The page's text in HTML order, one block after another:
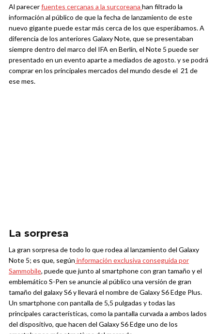
Al parecerfuentes cercanas a la surcoreana han filtrado la
información al público de que la fecha de lanzamiento de este
nuevo gigante puede estar más cerca de los que esperábamos. A
diferencia de los anteriores Galaxy Note, que se presentaban
siempre dentro del marco del IFA en Berlín, el Note 5 puede ser
presentado en un evento aparte a mediados de agosto. y se podrá
comprar en los principales mercados del mundo desde el 21 de
ese mes.
La sorpresa
La gran sorpresa de todo lo que rodea al lanzamiento del Galaxy
Note 5; es que, según información exclusiva conseguida por
Sammobile, puede que junto al smartphone con gran tamaño y el
emblemático S-Pen se anuncie al público una versión de gran
tamaño del galaxy S6 y llevará el nombre de Galaxy S6 Edge Plus.
Un smartphone con pantalla de 5,5 pulgadas y todas las
principales características, como la pantalla curvada a ambos lados
del dispositivo, que hacen del Galaxy S6 Edge uno de los